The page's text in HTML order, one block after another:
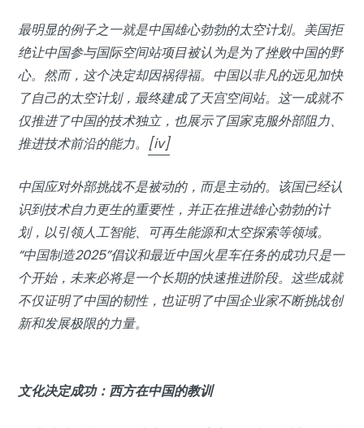
最明显的例子之一就是中国雄心勃勃的太空计划。美国拒
绝让中国参与国际空间站项目被认为是为了挫败中国的野
心。然而，这个决定却因祸得福。中国以非凡的远见加快
了自己的太空计划，最终建成了天宫空间站。这一成就不
仅推进了中国的技术独立，也展示了国家克服外部阻力、
推进技术前沿的能力。 [iv]
中国应对外部挑战不是被动的，而是主动的。该国已经认
识到技术自力更生的重要性，并正在推进雄心勃勃的计
划，以引领人工智能、可再生能源和太空探索等领域。
“中国制造2025”倡议和最近中国火星车任务的成功只是一
个开始，未来必将是一个长期的快速推进阶段。这些成就
不仅证明了中国的韧性，也证明了中国企业家不断挑战创
新和发展极限的力量。
文化决定成功：西方在中国的教训